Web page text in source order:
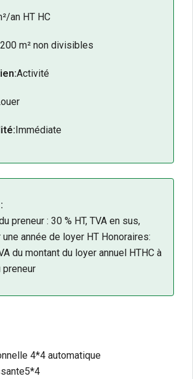
an HT HC
m² non divisibles
Activité
Immédiate
preneur : 30 % HT, TVA en sus,
année de loyer HT Honoraires:
du montant du loyer annuel HTHC à
preneur
4*4 automatique